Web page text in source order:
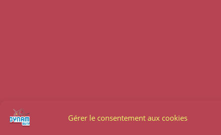
Gérer le consentement aux cookies